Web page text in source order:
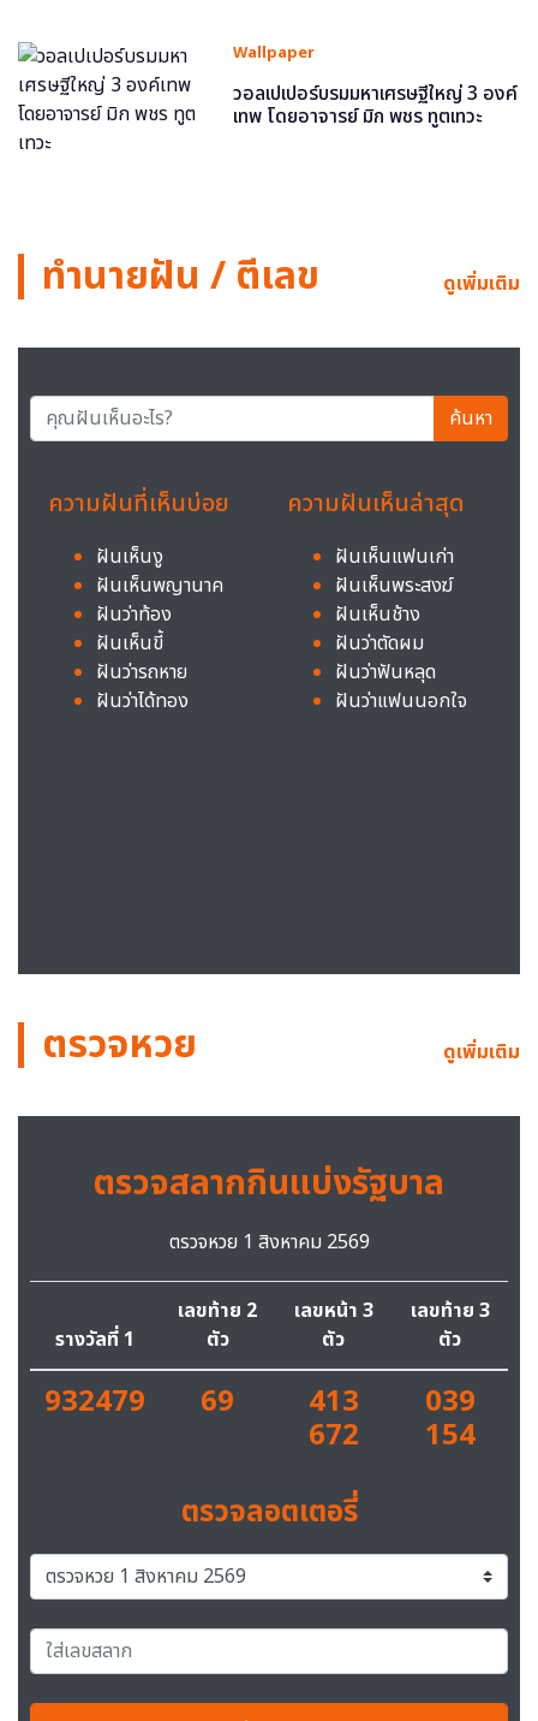
Wallpaper
วอลเปเปอร์บรมมหาเศรษฐีใหญ่ 3 องค์
เทพ โดยอาจารย์ มิก พชร ทูตเทวะ
ทำนายฝัน / ตีเลข ดูเพิ่มเติม
ค้นหา
ความฝันที่เห็นบ่อย
ฝันเห็นงู
ฝันเห็นพญานาค
ฝันว่าท้อง
ฝันเห็นขี้
ฝันว่ารถหาย
ฝันว่าได้ทอง
ความฝันเห็นล่าสุด
ฝันเห็นแฟนเก่า
ฝันเห็นพระสงฆ์
ฝันเห็นช้าง
ฝันว่าตัดผม
ฝันว่าฟันหลุด
ฝันว่าแฟนนอกใจ
ตรวจหวย ดูเพิ่มเติม
ตรวจสลากกินแบ่งรัฐบาล
ตรวจหวย 1 สิงหาคม 2569
รางวัลที่ 1
เลขท้าย 2
ตัว
เลขหน้า 3
ตัว
เลขท้าย 3
ตัว
932479 69 413
672
039
154
ตรวจลอตเตอรี่